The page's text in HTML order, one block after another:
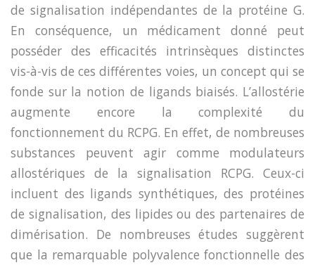
de signalisation indépendantes de la protéine G.
En conséquence, un médicament donné peut
posséder des efficacités intrinsèques distinctes
vis-à-vis de ces différentes voies, un concept qui se
fonde sur la notion de ligands biaisés. L’allostérie
augmente encore la complexité du
fonctionnement du RCPG. En effet, de nombreuses
substances peuvent agir comme modulateurs
allostériques de la signalisation RCPG. Ceux-ci
incluent des ligands synthétiques, des protéines
de signalisation, des lipides ou des partenaires de
dimérisation. De nombreuses études suggèrent
que la remarquable polyvalence fonctionnelle des